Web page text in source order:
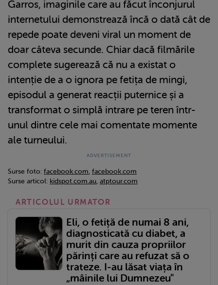
Garros, imaginile care au făcut înconjurul
internetului demonstrează încă o dată cât de
repede poate deveni viral un moment de
doar câteva secunde. Chiar dacă filmările
complete sugerează că nu a existat o
intenție de a o ignora pe fetița de mingi,
episodul a generat reacții puternice și a
transformat o simplă intrare pe teren într-
unul dintre cele mai comentate momente
ale turneului.
Surse foto: facebook.com, facebook.com
Surse articol: kidspot.com.au, atptour.com
ARTICOLUL URMATOR
Eli, o fetiță de numai 8 ani,
diagnosticată cu diabet, a
murit din cauza propriilor
părinți care au refuzat să o
trateze. I-au lăsat viața în
„mâinile lui Dumnezeu"